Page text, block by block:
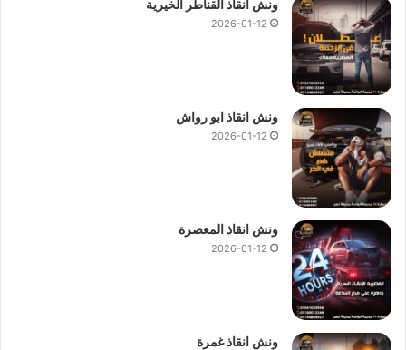
ونش انقاذ القناطر الخيرية
2026-01-12
ونش انقاذ ابو رواش
2026-01-12
ونش انقاذ المعصرة
2026-01-12
ونش انقاذ غمرة